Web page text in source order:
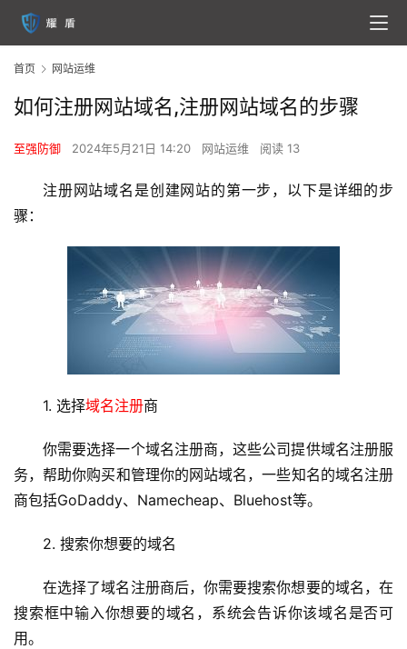
首页 网站运维
如何注册网站域名,注册网站域名的步骤
至强防御 2024年5月21日 14:20 网站运维 阅读 13
注册网站域名是创建网站的第一步，以下是详细的步
骤：
1. 选择域名注册商
你需要选择一个域名注册商，这些公司提供域名注册服
务，帮助你购买和管理你的网站域名，一些知名的域名注册
商包括GoDaddy、Namecheap、Bluehost等。
2. 搜索你想要的域名
在选择了域名注册商后，你需要搜索你想要的域名，在
搜索框中输入你想要的域名，系统会告诉你该域名是否可
用。